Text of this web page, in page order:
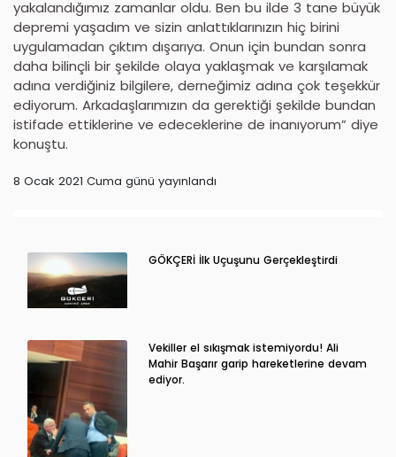
yakalandığımız zamanlar oldu. Ben bu ilde 3 tane büyük
depremi yaşadım ve sizin anlattıklarınızın hiç birini
uygulamadan çıktım dışarıya. Onun için bundan sonra
daha bilinçli bir şekilde olaya yaklaşmak ve karşılamak
adına verdiğiniz bilgilere, derneğimiz adına çok teşekkür
ediyorum. Arkadaşlarımızın da gerektiği şekilde bundan
istifade ettiklerine ve edeceklerine de inanıyorum” diye
konuştu.
8 Ocak 2021 Cuma günü yayınlandı
GÖKÇERİ İlk Uçuşunu Gerçekleştirdi
Vekiller el sıkışmak istemiyordu! Ali
Mahir Başarır garip hareketlerine devam
ediyor.